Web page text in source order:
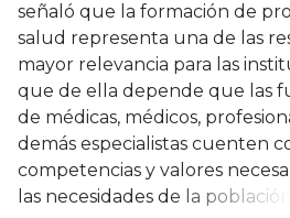
señaló que la formación de
salud representa una de las
mayor relevancia para las
que de ella depende que las
de médicas, médicos,
demás especialistas cuenten
competencias y valores
las necesidades de la población.